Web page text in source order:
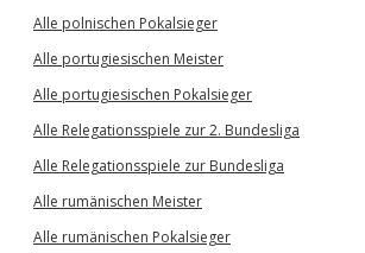
Alle polnischen Pokalsieger
Alle portugiesischen Meister
Alle portugiesischen Pokalsieger
Alle Relegationsspiele zur 2. Bundesliga
Alle Relegationsspiele zur Bundesliga
Alle rumänischen Meister
Alle rumänischen Pokalsieger